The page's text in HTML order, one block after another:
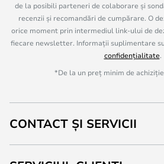
de la posibili parteneri de colaborare și
recenzii și recomandări de cumpărare. O
orice moment prin intermediul link-ului de
fiecare newsletter. Informații suplimentare
confidențialitate.
*De la un preț minim de achiziție
CONTACT ȘI SERVICII